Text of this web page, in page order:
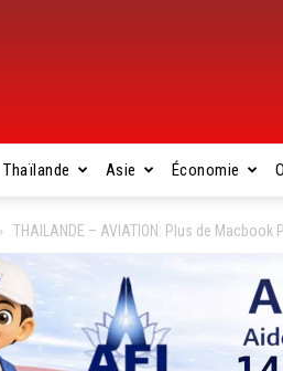
Thaïlande Asie Économie
THAILANDE – AVIATION: Plus de